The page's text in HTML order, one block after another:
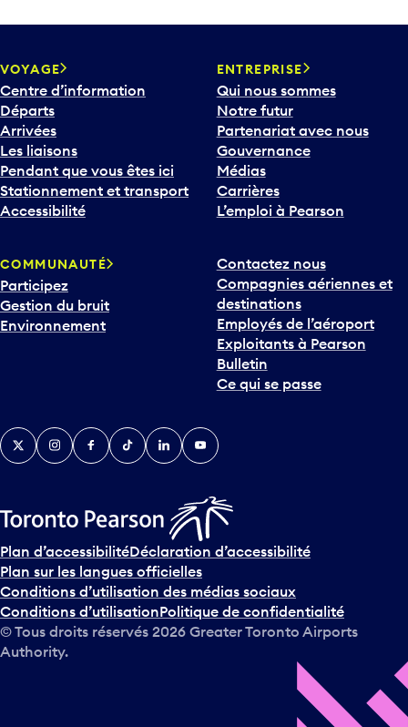
VOYAGE
Centre d’information
Départs
Arrivées
Les liaisons
Pendant que vous êtes ici
Stationnement et transport
Accessibilité
ENTREPRISE
Qui nous sommes
Notre futur
Partenariat avec nous
Gouvernance
Médias
Carrières
L’emploi à Pearson
COMMUNAUTÉ
Participez
Gestion du bruit
Environnement
Contactez nous
Compagnies aériennes et
destinations
Employés de l’aéroport
Exploitants à Pearson
Bulletin
Ce qui se passe
TwitterInstagramFacebook
TikTokLinkedInYouTube
Plan d’accessibilitéDéclaration d’accessibilité
Plan sur les langues officielles
Conditions d’utilisation des médias sociaux
Conditions d’utilisationPolitique de confidentialité
© Tous droits réservés 2026 Greater Toronto Airports
Authority.